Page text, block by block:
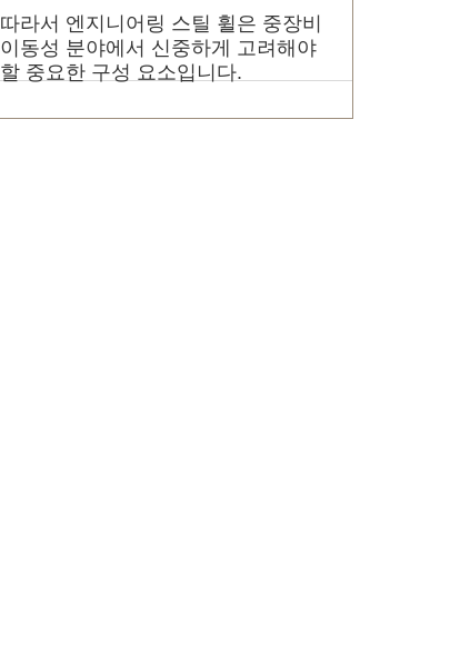
따라서 엔지니어링 스틸 휠은 중장비
이동성 분야에서 신중하게 고려해야
할 중요한 구성 요소입니다.